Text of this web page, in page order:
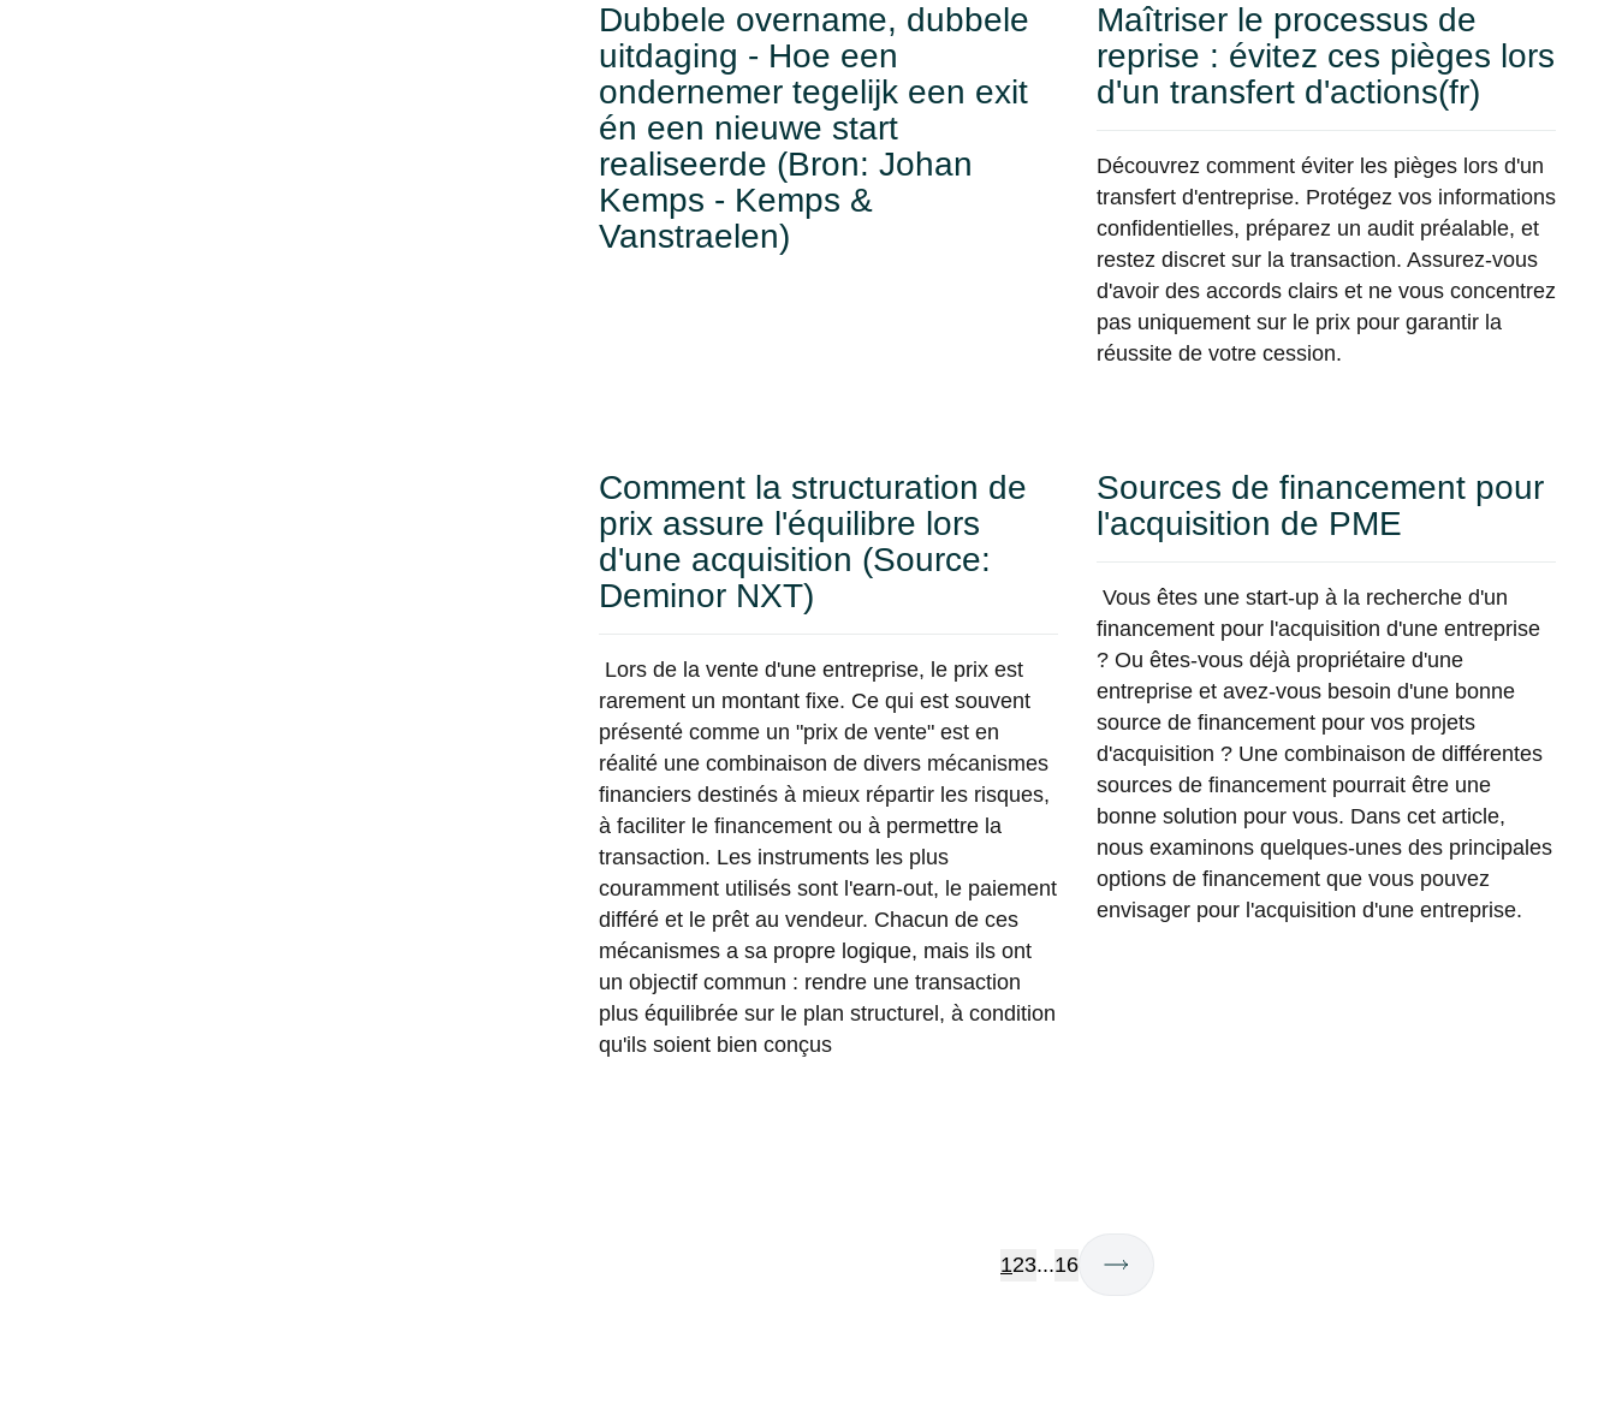
Dubbele overname, dubbele
uitdaging - Hoe een
ondernemer tegelijk een exit
én een nieuwe start
realiseerde (Bron: Johan
Kemps - Kemps &
Vanstraelen)
Maîtriser le processus de
reprise : évitez ces pièges lors
d'un transfert d'actions(fr)
Découvrez comment éviter les pièges lors d'un
transfert d'entreprise. Protégez vos informations
confidentielles, préparez un audit préalable, et
restez discret sur la transaction. Assurez-vous
d'avoir des accords clairs et ne vous concentrez
pas uniquement sur le prix pour garantir la
réussite de votre cession.
Comment la structuration de
prix assure l'équilibre lors
d'une acquisition (Source:
Deminor NXT)
Lors de la vente d'une entreprise, le prix est
rarement un montant fixe. Ce qui est souvent
présenté comme un "prix de vente" est en
réalité une combinaison de divers mécanismes
financiers destinés à mieux répartir les risques,
à faciliter le financement ou à permettre la
transaction. Les instruments les plus
couramment utilisés sont l'earn-out, le paiement
différé et le prêt au vendeur. Chacun de ces
mécanismes a sa propre logique, mais ils ont
un objectif commun : rendre une transaction
plus équilibrée sur le plan structurel, à condition
qu'ils soient bien conçus
Sources de financement pour
l'acquisition de PME
Vous êtes une start-up à la recherche d'un
financement pour l'acquisition d'une entreprise
? Ou êtes-vous déjà propriétaire d'une
entreprise et avez-vous besoin d'une bonne
source de financement pour vos projets
d'acquisition ? Une combinaison de différentes
sources de financement pourrait être une
bonne solution pour vous. Dans cet article,
nous examinons quelques-unes des principales
options de financement que vous pouvez
envisager pour l'acquisition d'une entreprise.
123...16